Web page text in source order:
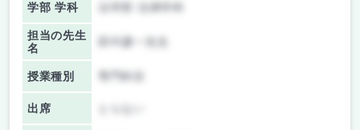
学部 学科
担当の先生
名
田中謙一先生
授業種別
出席